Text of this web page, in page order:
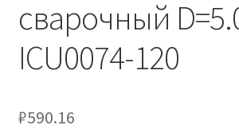
сварочный
ICU0074-120
₽590.16